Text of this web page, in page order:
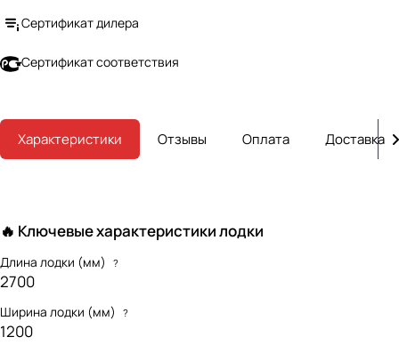
Сертификат дилера
Сертификат соответствия
Характеристики Отзывы Оплата Доставка
🔥 Ключевые характеристики лодки
Длина лодки (мм) ?
2700
Ширина лодки (мм) ?
1200